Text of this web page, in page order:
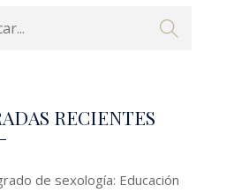
RECIENTES
de sexología: Educación